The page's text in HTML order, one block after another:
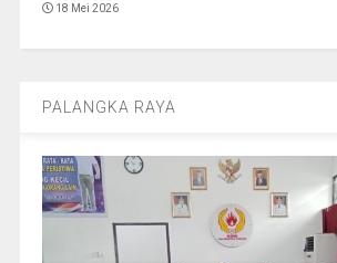
18 Mei 2026
PALANGKA RAYA